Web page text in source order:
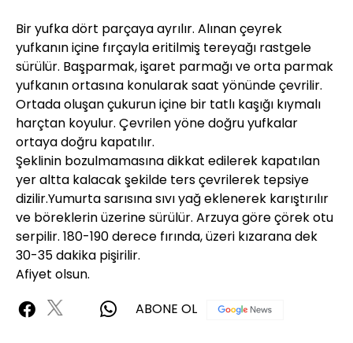
Bir yufka dört parçaya ayrılır. Alınan çeyrek
yufkanın içine fırçayla eritilmiş tereyağı rastgele
sürülür. Başparmak, işaret parmağı ve orta parmak
yufkanın ortasına konularak saat yönünde çevrilir.
Ortada oluşan çukurun içine bir tatlı kaşığı kıymalı
harçtan koyulur. Çevrilen yöne doğru yufkalar
ortaya doğru kapatılır.
Şeklinin bozulmamasına dikkat edilerek kapatılan
yer altta kalacak şekilde ters çevrilerek tepsiye
dizilir.Yumurta sarısına sıvı yağ eklenerek karıştırılır
ve böreklerin üzerine sürülür. Arzuya göre çörek otu
serpilir. 180-190 derece fırında, üzeri kızarana dek
30-35 dakika pişirilir.
Afiyet olsun.
ABONE OL